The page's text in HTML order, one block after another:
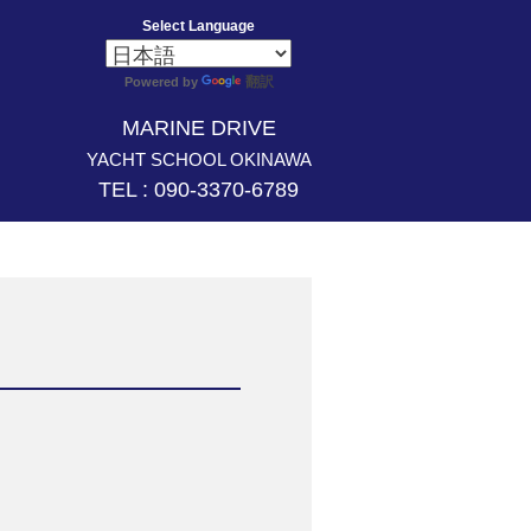
Select Language
Powered by 翻訳
MARINE DRIVE
YACHT SCHOOL OKINAWA
TEL : 090-3370-6789